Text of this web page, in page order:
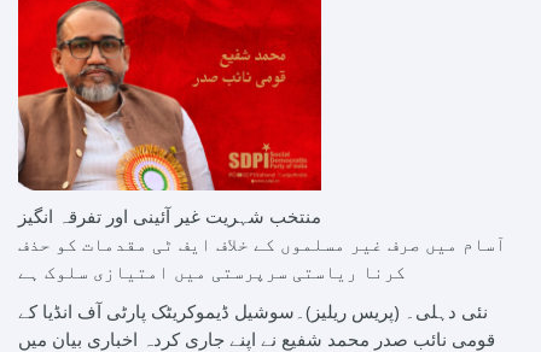
منتخب شہریت غیر آئینی اور تفرقہ انگیز
آسام میں صرف غیر مسلموں کے خلاف ایف ٹی مقدمات کو حذف
کرنا ریاستی سرپرستی میں امتیازی سلوک ہے
نئی دہلی۔ (پریس ریلیز)۔سوشیل ڈیموکریٹک پارٹی آف انڈیا کے
قومی نائب صدر محمد شفیع نے اپنے جاری کردہ اخباری بیان میں